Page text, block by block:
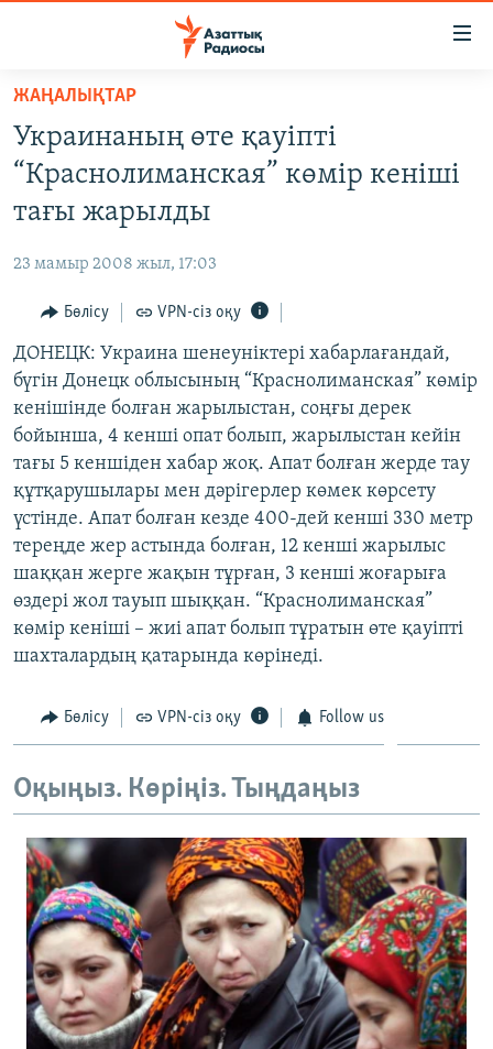
Skip
main
content
main
Navigation
Search
САЯСАТ
AZATTYQTV
АДАМ ҚҰҚЫҚТАРЫ
ӘЛЕУМЕТ
ӘЛЕМ
АРНАЙЫ ЖОБАЛАР
Русский
ЖАЗЫЛЫҢЫЗ
Басқа тілдерде
ЖАҢАЛЫҚТАР
Украинаның өте қауіпті
“Краснолиманская” көмір кеніші
тағы жарылды
23 мамыр 2008 жыл, 17:03
Бөлісу VPN-сіз оқу
ДОНЕЦК: Украина шенеуніктері хабарлағандай,
бүгін Донецк облысының “Краснолиманская” көмір
кенішінде болған жарылыстан, соңғы дерек
бойынша, 4 кенші опат болып, жарылыстан кейін
тағы 5 кеншіден хабар жоқ. Апат болған жерде тау
құтқарушылары мен дәрігерлер көмек көрсету
үстінде. Апат болған кезде 400-дей кенші 330 метр
тереңде жер астында болған, 12 кенші жарылыс
шаққан жерге жақын тұрған, 3 кенші жоғарыға
өздері жол тауып шыққан. “Краснолиманская”
көмір кеніші – жиі апат болып тұратын өте қауіпті
шахталардың қатарында көрінеді.
Бөлісу VPN-сіз оқу Follow us
Оқыңыз. Көріңіз. Тыңдаңыз